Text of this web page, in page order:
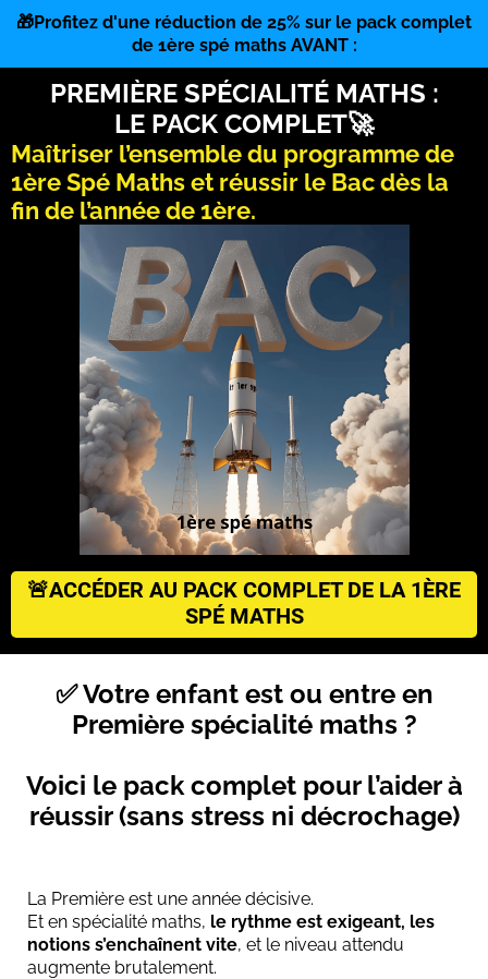
🎁Profitez d'une réduction de 25% sur le pack complet
de 1ère spé maths AVANT :
PREMIÈRE SPÉCIALITÉ MATHS :
LE PACK COMPLET🚀
Maîtriser l’ensemble du programme de
1ère Spé Maths et réussir le Bac dès la
fin de l’année de 1ère.
🚨ACCÉDER AU PACK COMPLET DE LA 1ÈRE
SPÉ MATHS
✅ Votre enfant est ou entre en
Première spécialité maths ?
Voici le pack complet pour l’aider à
réussir (sans stress ni décrochage)
La Première est une année décisive.
Et en spécialité maths, le rythme est exigeant, les
notions s’enchaînent vite, et le niveau attendu
augmente brutalement.